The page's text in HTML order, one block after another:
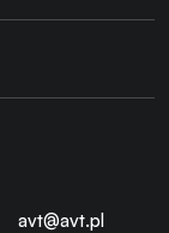
avt@avt.pl